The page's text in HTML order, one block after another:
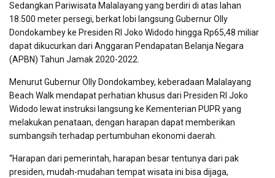
Sedangkan Pariwisata Malalayang yang berdiri di atas lahan
18.500 meter persegi, berkat lobi langsung Gubernur Olly
Dondokambey ke Presiden RI Joko Widodo hingga Rp65,48 miliar
dapat dikucurkan dari Anggaran Pendapatan Belanja Negara
(APBN) Tahun Jamak 2020-2022.
Menurut Gubernur Olly Dondokambey, keberadaan Malalayang
Beach Walk mendapat perhatian khusus dari Presiden RI Joko
Widodo lewat instruksi langsung ke Kementerian PUPR yang
melakukan penataan, dengan harapan dapat memberikan
sumbangsih terhadap pertumbuhan ekonomi daerah.
“Harapan dari pemerintah, harapan besar tentunya dari pak
presiden, mudah-mudahan tempat wisata ini bisa dijaga,